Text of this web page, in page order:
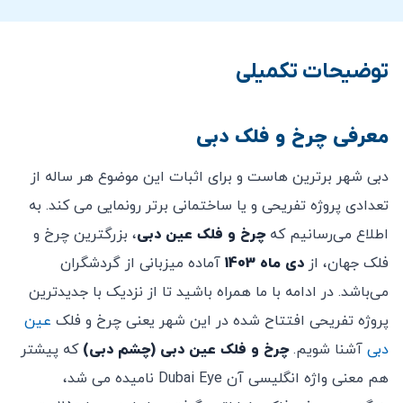
شامل انتخاب یک میان وعده و نوشیدنی برای هر نفر از
دو عکس دیجیتال، برای ثبت لحظات خاص خود در عین
امکان عبور از صف برای سریع‌تر سوار شدن
بلیط برای یک دور چرخ و فلک می باشد که 38 دقیقه
زمان می برد
انتخاب از میان میان صندلی‌های نیمکتی و ایستاده،
بسته به راحتی خود
قبل از سوار شدن، آشنایی با نمایشگرهای جذاب، آموزنده
و تعاملی
بلیط AIN DUBAI FAMILY PASS PLUS:
بلیط شامل ورود 2 نفر بزرگسال (یک نفر بالای 12 سال و
امکان بازدید برای افراد دارای معلولیت فراهم می باشد.
بوده، اما امکان خرید از کافه و رستوران محل وجود دارد.
ورود حیوانات خانگی ممنوع می باشد.
ورود مواد قابل اشتعال و سیگار کشیدن ممنوع می باشد.
ایجاد سر و صدا و هرگونه رفتاری که منجر به سلب
آسایش بازدیدکنندگان شود ممنوع می باشد.
فیلمبرداری به با مقاصد تجاری بدون هماهنگی ممنوع می
باشد.
در شرایط خاص آب و هوایی همچون زمان بارندگی،
طوفان شن، باد شدید و … چرخ و فلک اجرا نمی گردد.
توضیحات تکمیلی
معرفی چرخ و فلک دبی
دبی شهر برترین هاست و برای اثبات این موضوع هر ساله از
تعدادی پروژه تفریحی و یا ساختمانی برتر رونمایی می کند. به
اطلاع می‌رسانیم که چرخ و فلک عین دبی، بزرگترین چرخ و
فلک جهان، از دی ماه 1403
آماده‌ میزبانی از گردشگران
می‌باشد. در ادامه با ما همراه باشید تا از نزدیک با جدیدترین
پروژه تفریحی افتتاح شده در این شهر یعنی چرخ و فلک عین
دبی آشنا شویم.چرخ و فلک عین دبی (چشم دبی) که پیشتر
هم معنی واژه انگلیسی آن Dubai Eye نامیده می شد،